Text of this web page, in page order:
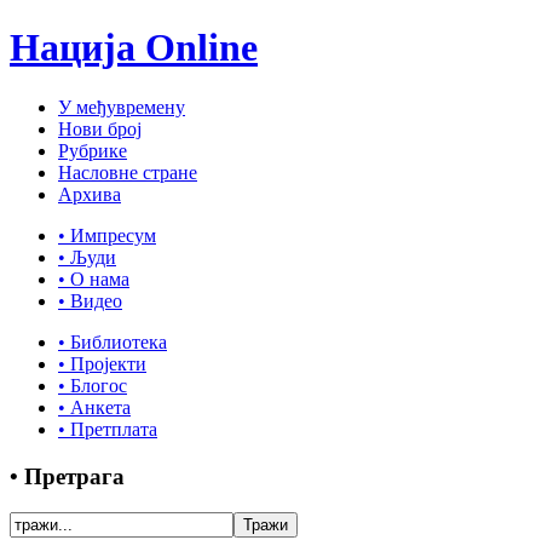
Нација Online
У међувремену
Нови број
Рубрике
Насловне стране
Архива
• Импресум
• Људи
• О нама
• Видео
• Библиотека
• Пројекти
• Блогос
• Анкета
• Претплата
• Претрага